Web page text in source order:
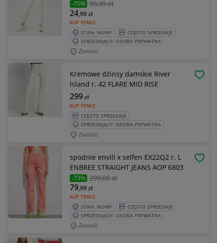
-75% 99,99 zł
KUP TERAZ
24,99zł
STAN: NOWY
CZĘSTO SPRZEDAJE
SPRZEDAJĄCY: OSOBA PRYWATNA
Zamość
Kremowe dżinsy damskie River
Island r. 42 FLARE MID RISE
KUP TERAZ
299zł
CZĘSTO SPRZEDAJE
SPRZEDAJĄCY: OSOBA PRYWATNA
Zamość
spodnie envill x selfen EX22Q2 r. L
ENBREE STRAIGHT JEANS AOP 6803
-73% 299,00 zł
KUP TERAZ
79,99zł
STAN: NOWY
CZĘSTO SPRZEDAJE
SPRZEDAJĄCY: OSOBA PRYWATNA
Zamość